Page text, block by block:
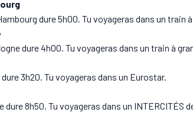
dure 5h00. Tu voyageras dans un train
dure 4h00. Tu voyageras dans un train à
3h20. Tu voyageras dans un Eurostar.
dure 8h50. Tu voyageras dans un INTERCITÉS